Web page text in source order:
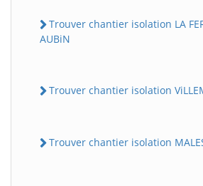
Trouver chantier isolation LA
AUBiN
Trouver chantier isolation
Trouver chantier isolation